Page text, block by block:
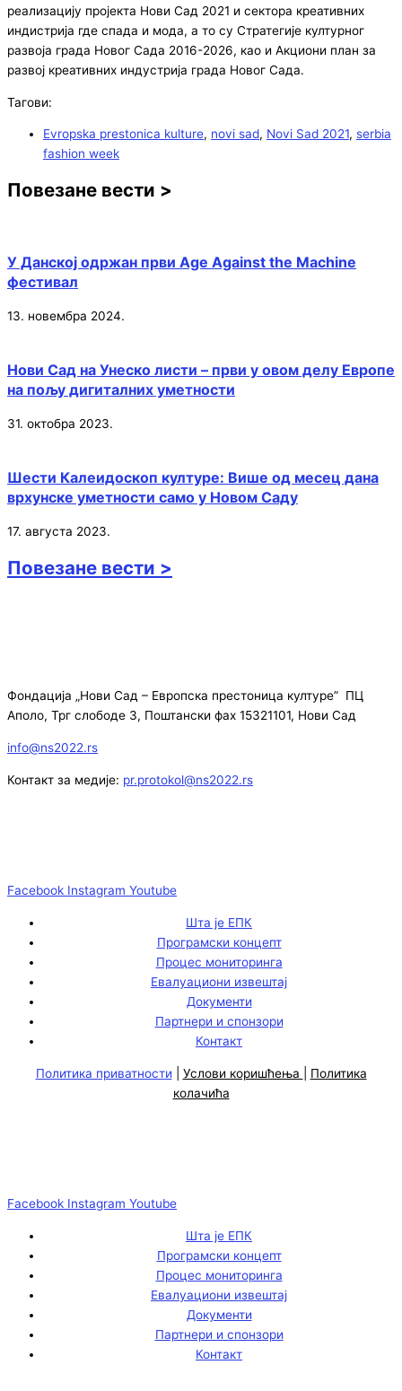
реализацију пројекта Нови Сад 2021 и сектора креативних
индистрија где спада и мода, а то су Стратегије културног
развоја града Новог Сада 2016-2026, као и Акциони план за
развој креативних индустрија града Новог Сада.
Тагови:
Evropska prestonica kulture, novi sad, Novi Sad 2021, serbia
fashion week
Повезане вести >
У Данској одржан први Age Against the Machine
фестивал
13. новембра 2024.
Нови Сад на Унеско листи – први у овом делу Европе
на пољу дигиталних уметности
31. октобра 2023.
Шести Калеидоскоп културе: Више од месец дана
врхунске уметности само у Новом Саду
17. августа 2023.
Повезане вести >
Фондација „Нови Сад – Европска престоница културе” ПЦ
Аполо, Трг слободе 3, Поштански фах 15321101, Нови Сад
info@ns2022.rs
Контакт за медије: pr.protokol@ns2022.rs
Facebook Instagram Youtube
Шта је ЕПК
Програмски концепт
Процес мониторинга
Евалуациони извештај
Документи
Партнери и спонзори
Контакт
Политика приватности Услови коришћења
Политика
колачића
Facebook Instagram Youtube
Шта је ЕПК
Програмски концепт
Процес мониторинга
Евалуациони извештај
Документи
Партнери и спонзори
Контакт